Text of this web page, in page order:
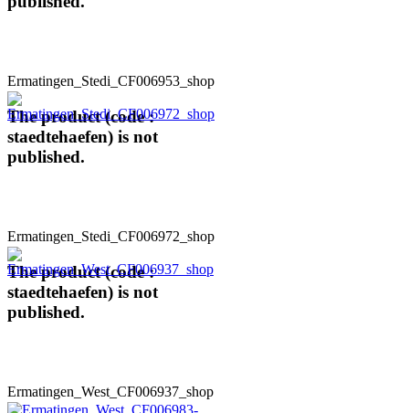
Ermatingen_Stedi_CF006953_shop
The product (code :
staedtehaefen) is not
published.
Ermatingen_Stedi_CF006972_shop
The product (code :
staedtehaefen) is not
published.
Ermatingen_West_CF006937_shop